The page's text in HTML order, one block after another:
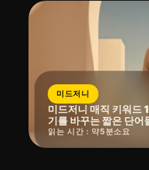
미드저니
미드저니 매직 키워드
기를 바꾸는 짧은 단어
읽는 시간 : 약5분소요